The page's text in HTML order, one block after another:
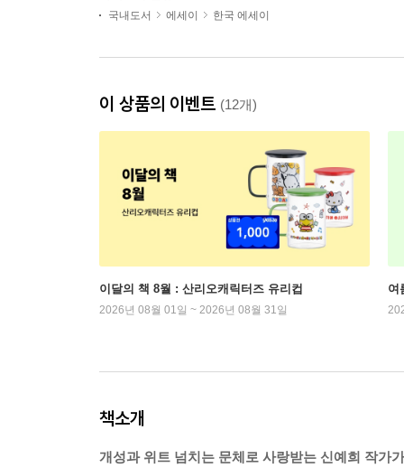
국내도서 에세이 한국 에세이
이 상품의 이벤트 (12개)
이달의 책 8월 : 산리오캐릭터즈 유리컵
2026년 08월 01일 ~ 2026년 08월 31일
여
책소개
개성과 위트 넘치는 문체로 사랑받는 신예희 작가가